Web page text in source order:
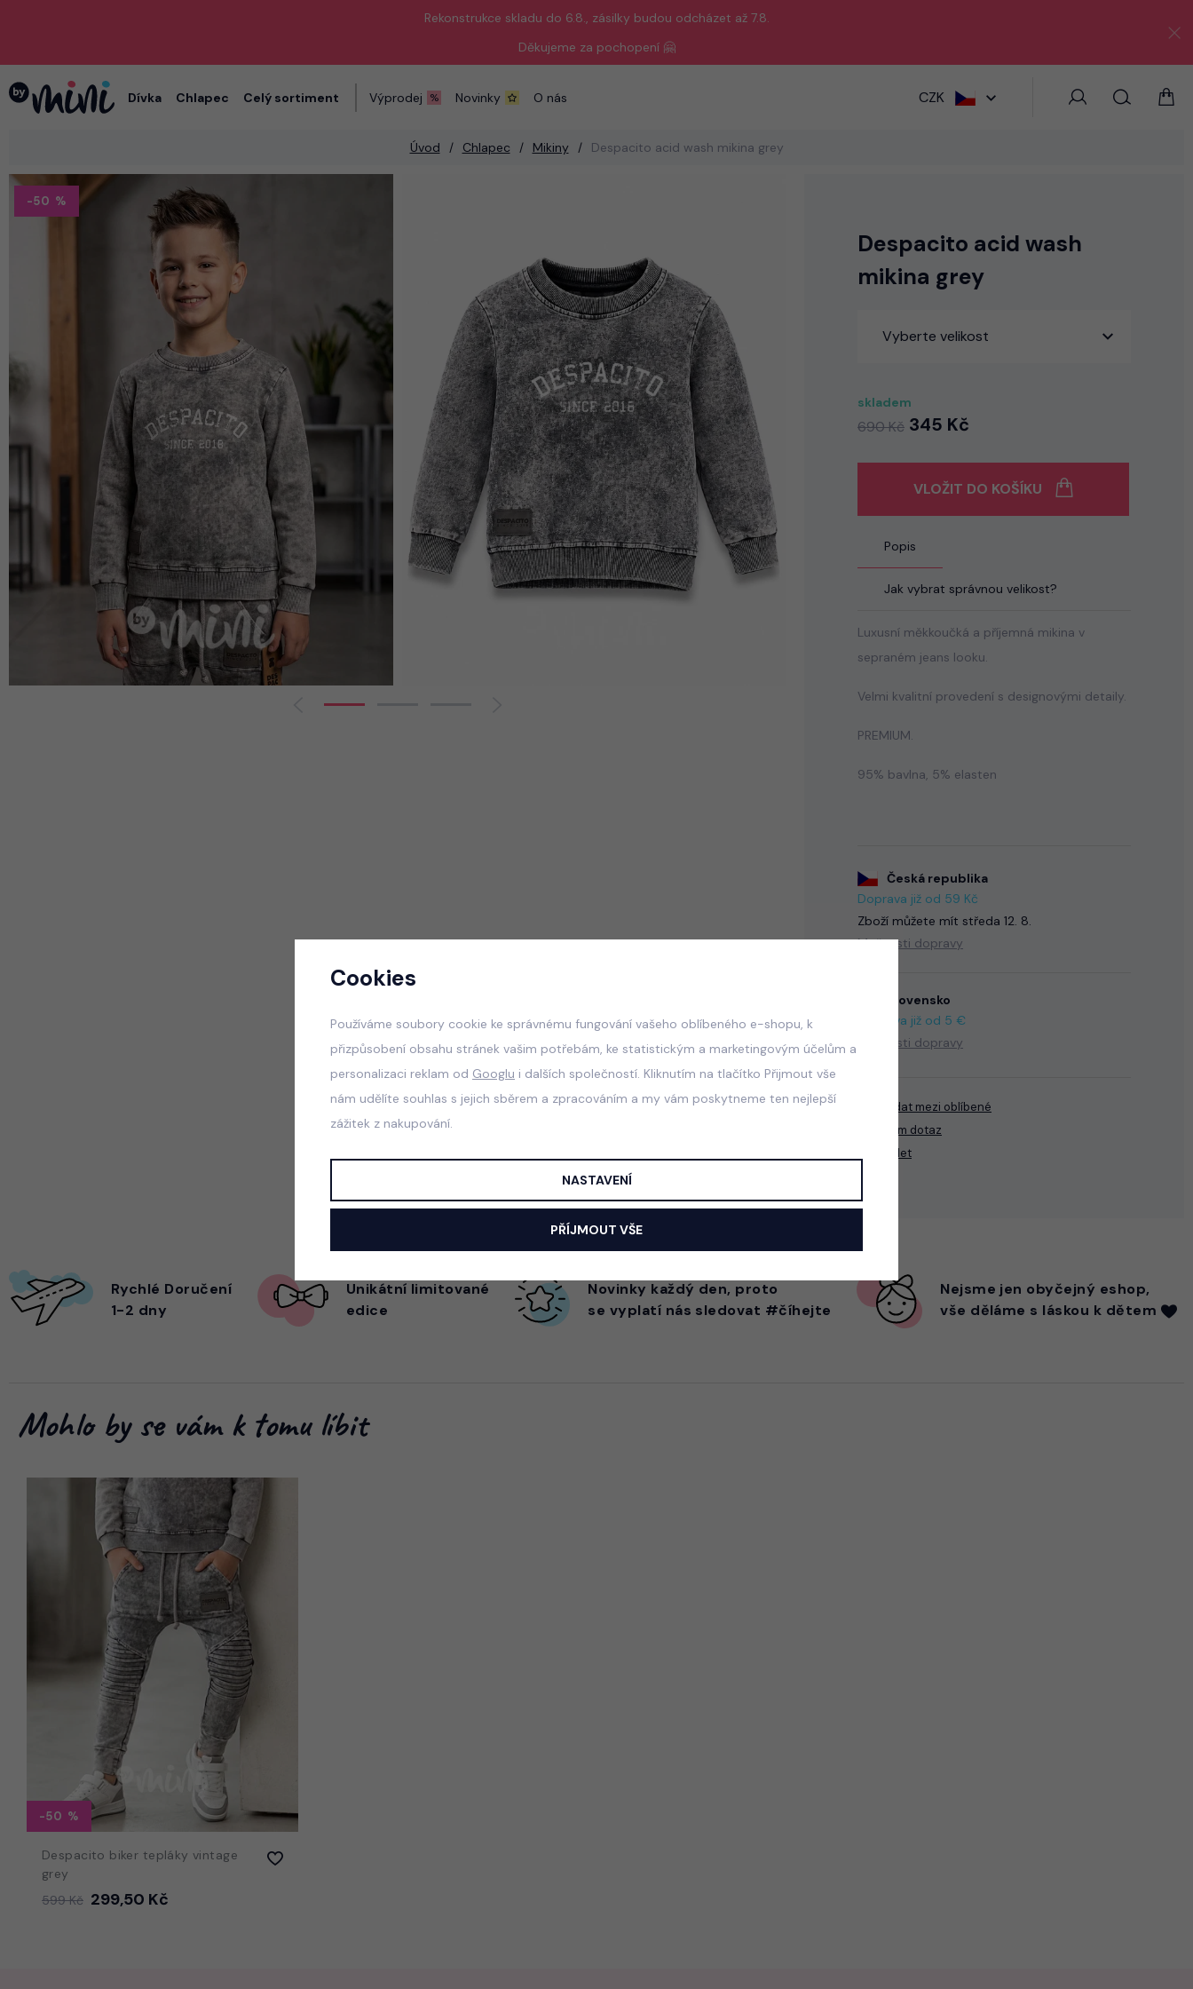
Rekonstrukce skladu do 6.8., zásilky budou odcházet až 7.8.
Děkujeme za pochopení 🤗
Dívka Chlapec Celý sortiment Výprodej Novinky O nás CZK
Úvod Chlapec Mikiny Despacito acid wash mikina grey
-50
Despacito acid wash
mikina grey
Vyberte velikost
skladem
345 Kč
690 Kč
VLOŽIT DO KOŠÍKU
Popis
Jak vybrat správnou velikost?
Luxusní měkkoučká a příjemná mikina v
sepraném jeans looku.
Velmi kvalitní provedení s designovými detaily.
PREMIUM.
95% bavlna, 5% elasten
Česká republika
Doprava již od 59 Kč
Zboží můžete mít středa 12. 8.
Možnosti dopravy
Slovensko
Doprava již od 5 €
Možnosti dopravy
Přidat mezi oblíbené
Mám dotaz
Sdílet
Rychlé Doručení
1-2 dny
Unikátní limitované
edice
Novinky každý den, proto
se vyplatí nás sledovat #číhejte
Nejsme jen obyčejný eshop,
vše děláme s láskou k dětem
Mohlo by se vám k tomu líbit
-50
Despacito biker tepláky vintage
grey
599 Kč 299,50 Kč
Cookies
Používáme soubory cookie ke správnému fungování vašeho oblíbeného e-shopu, k
přizpůsobení obsahu stránek vašim potřebám, ke statistickým a marketingovým účelům a
personalizaci reklam od Googlu i dalších společností. Kliknutím na tlačítko Přijmout vše
nám udělíte souhlas s jejich sběrem a zpracováním a my vám poskytneme ten nejlepší
zážitek z nakupování.
NASTAVENÍ
PŘÍJMOUT VŠE